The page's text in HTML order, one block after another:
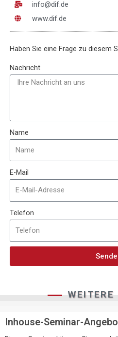
info@dif.de
www.dif.de
Haben Sie eine Frage zu diesem
Nachricht
Name
E-Mail
Telefon
WEITERE
Inhouse-Seminar-